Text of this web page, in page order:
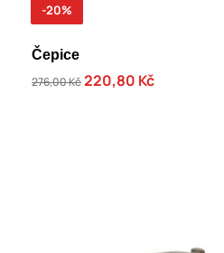
-20%
Čepice
276,00 Kč220,80 Kč